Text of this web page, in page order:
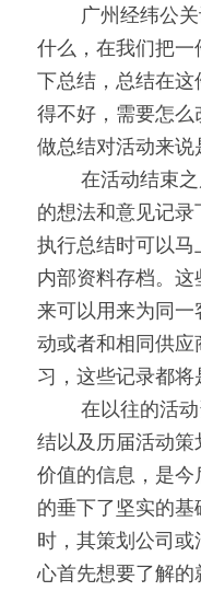
广州经纬公
什么，在我们把
下总结，总结在
得不好，需要怎么
做总结对活动来说
在活动结束
的想法和意见记
执行总结时可以
内部资料存档。
来可以用来为同
动或者和相同供
习，这些记录都将
在以往的活
结以及历届活动
价值的信息，是
的垂下了坚实的
时，其策划公司
心首先想要了解